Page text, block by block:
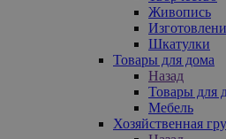
Живопись
Шкатулки
Товары для дома
Назад
Товары для
Мебель
Хозяйственная